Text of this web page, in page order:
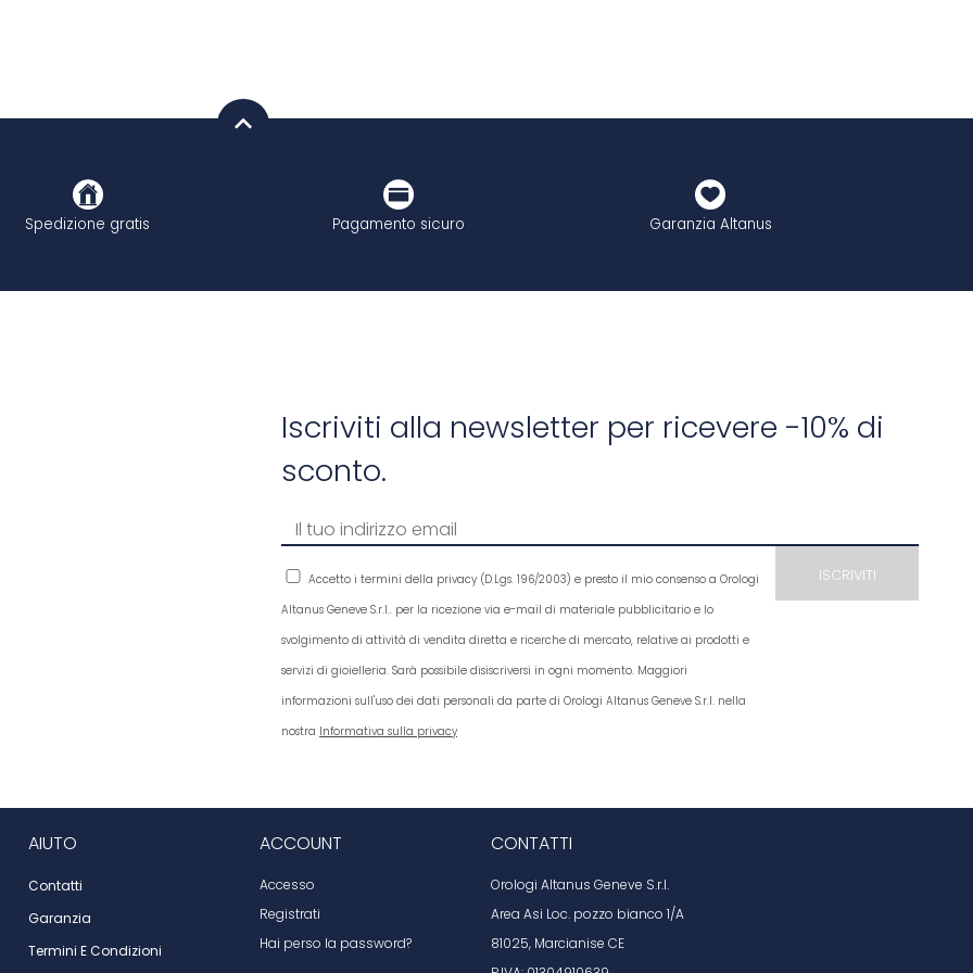
Spedizione gratis Pagamento sicuro Garanzia Altanus
Iscriviti alla newsletter per ricevere -10% di
sconto.
Accetto i termini della privacy (D.Lgs. 196/2003) e presto il mio consenso a Orologi
Altanus Geneve S.r.l.. per la ricezione via e-mail di materiale pubblicitario e lo
svolgimento di attività di vendita diretta e ricerche di mercato, relative ai prodotti e
servizi di gioielleria. Sarà possibile disiscriversi in ogni momento. Maggiori
informazioni sull'uso dei dati personali da parte di Orologi Altanus Geneve S.r.l. nella
nostra Informativa sulla privacy
AIUTO
Contatti
Garanzia
Termini E Condizioni
ACCOUNT
Accesso
Registrati
Hai perso la password?
CONTATTI
Orologi Altanus Geneve S.r.l.
Area Asi Loc. pozzo bianco 1/A
81025, Marcianise CE